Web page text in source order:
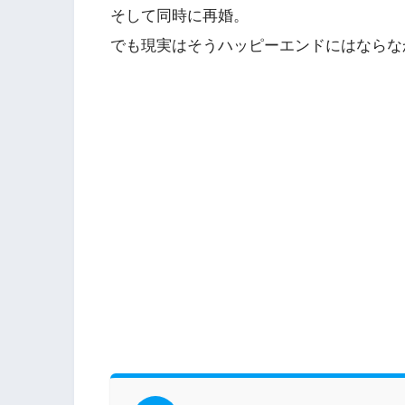
そして同時に再婚。
でも現実はそうハッピーエンドにはなら